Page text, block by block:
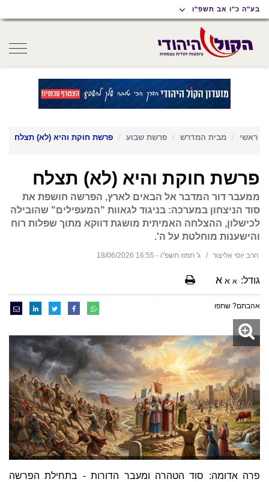
תפריט
נגישות
תפריט
ראשי
תוכן
ראשי
בע"ה כ"ו אב תשפ"ו
ראשי מבית המדרש פרשת שבוע פרשת חוקת והיא (לא) תצלח
פרשת חוקת והיא (לא) תצלח
ממעבר דור המדבר אל הבאים לארץ, הפרשה חושפת את
סוד הניצחון במערכה: בניגוד לגאוות "המעפילים" שהובילה
לכישלון, ההצלחה האמיתית מושגת דווקא מתוך שפלות רוח
והישענות מוחלטת על ה'.
הרב יוסי אליצור ג' תמוז תשפ"ו - 16:55 18/06/2026
גודל: א א א
אהבתם? שתפו
פרה אדומה: סוד הטהרה ומעבר הדורות - בתחילת הפרשה